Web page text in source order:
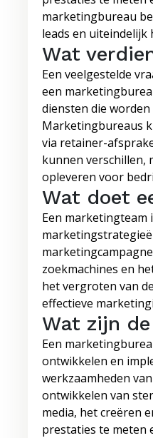
marketingbureau
leads en uiteindelijk
Wat
Een veelgestelde
een
diensten die
Marketingbureaus
via retainer-
kunnen verschillen,
opleveren voor
Wat doet
Een
zoekmachines en
het vergroten van
effectieve
Wat zijn
Een
ontwikkelen en
werkzaamheden
ontwikkelen van
media, het creëren
prestaties te meten